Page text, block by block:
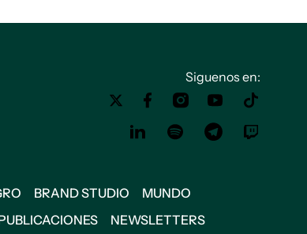
Siguenos en:
BRAND STUDIO
MUNDO
NEWSLETTERS